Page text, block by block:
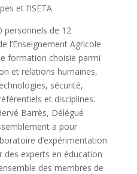
et l’ISETA.
personnels de 12
l’Enseignement Agricole
formation choisie parmi
et relations humaines,
sécurité,
et disciplines.
Barrès, Délégué
a pour
d’expérimentation
experts en éducation
des membres de